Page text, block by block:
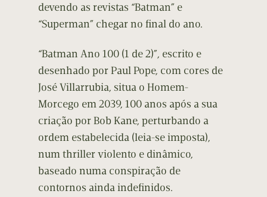
devendo as revistas “Batman” e
“Superman” chegar no final do ano.
“Batman Ano 100 (1 de 2)”, escrito e
desenhado por Paul Pope, com cores de
José Villarrubia, situa o Homem-
Morcego em 2039, 100 anos após a sua
criação por Bob Kane, perturbando a
ordem estabelecida (leia-se imposta),
num thriller violento e dinâmico,
baseado numa conspiração de
contornos ainda indefinidos.